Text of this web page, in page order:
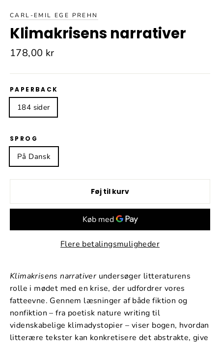
CARL-EMIL EGE PREHN
Klimakrisens narrativer
Normalpris
178,00 kr
PAPERBACK
184 sider
SPROG
På Dansk
Føj til kurv
Flere betalingsmuligheder
Klimakrisens narrativer undersøger litteraturens
rolle i mødet med en krise, der udfordrer vores
fatteevne. Gennem læsninger af både fiktion og
nonfiktion – fra poetisk nature writing til
videnskabelige klimadystopier – viser bogen, hvordan
litterære tekster kan konkretisere det abstrakte, give